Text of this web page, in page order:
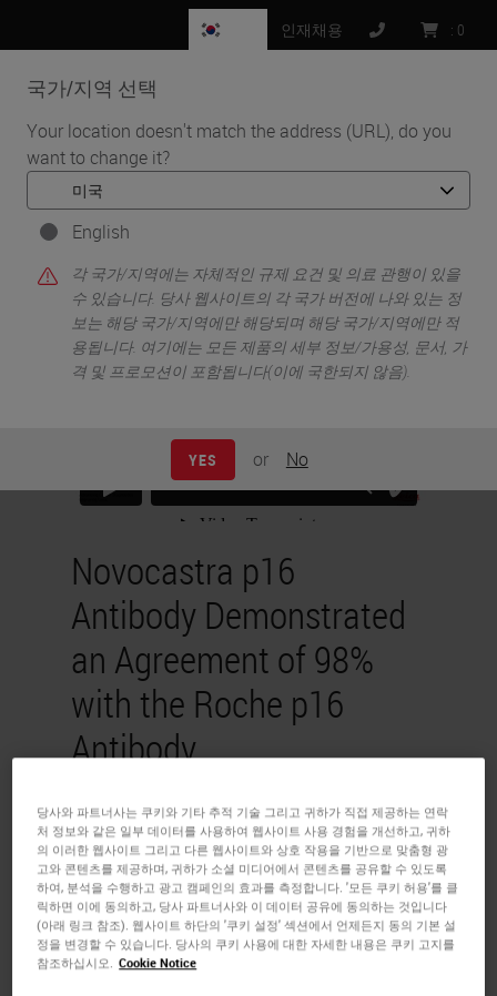
국가/지역 선택
Your location doesn't match the address (URL), do you
want to change it?
English
각 국가/지역에는 자체적인 규제 요건 및 의료 관행이 있을
수 있습니다. 당사 웹사이트의 각 국가 버전에 나와 있는 정
보는 해당 국가/지역에만 해당되며 해당 국가/지역에만 적
용됩니다. 여기에는 모든 제품의 세부 정보/가용성, 문서, 가
격 및 프로모션이 포함됩니다(이에 국한되지 않음).
YES or No
인재채용 : 0
MENU
홈 • Clinical Solutions • 웨비나 •
Novocastra p16 Antibody Demonstrated an Agreement of 98%
with the Roche p16 Antibody
Novocastra p16
Antibody Demonstrated
an Agreement of 98%
with the Roche p16
Antibody
Dr. Selvam Thavaraj
PhD FDSRCS FRCPath
The study compared the
percentage agreement rates of
Novocastra’s p16 (6H12)
당사와 파트너사는 쿠키와 기타 추적 기술 그리고 귀하가 직접 제공하는 연락
처 정보와 같은 일부 데이터를 사용하여 웹사이트 사용 경험을 개선하고, 귀하
의 이러한 웹사이트 그리고 다른 웹사이트와 상호 작용을 기반으로 맞춤형 광
고와 콘텐츠를 제공하며, 귀하가 소셜 미디어에서 콘텐츠를 공유할 수 있도록
하여, 분석을 수행하고 광고 캠페인의 효과를 측정합니다. '모든 쿠키 허용'를 클
릭하면 이에 동의하고, 당사 파트너사와 이 데이터 공유에 동의하는 것입니다
(아래 링크 참조). 웹사이트 하단의 '쿠키 설정' 섹션에서 언제든지 동의 기본 설
정을 변경할 수 있습니다. 당사의 쿠키 사용에 대한 자세한 내용은 쿠키 고지를
참조하십시오. Cookie Notice